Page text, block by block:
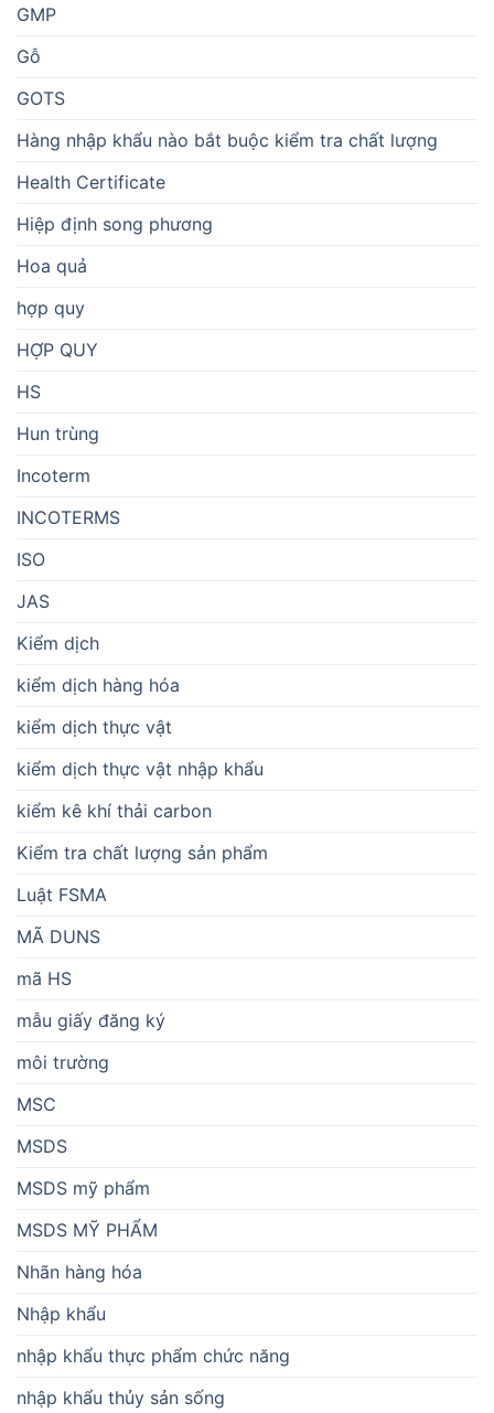
GMP
Gỗ
GOTS
Hàng nhập khẩu nào bắt buộc kiểm tra chất lượng
Health Certificate
Hiệp định song phương
Hoa quả
hợp quy
HỢP QUY
HS
Hun trùng
Incoterm
INCOTERMS
ISO
JAS
Kiểm dịch
kiểm dịch hàng hóa
kiểm dịch thực vật
kiểm dịch thực vật nhập khẩu
kiểm kê khí thải carbon
Kiểm tra chất lượng sản phẩm
Luật FSMA
MÃ DUNS
mã HS
mẫu giấy đăng ký
môi trường
MSC
MSDS
MSDS mỹ phẩm
MSDS MỸ PHẨM
Nhãn hàng hóa
Nhập khẩu
nhập khẩu thực phẩm chức năng
nhập khẩu thủy sản sống